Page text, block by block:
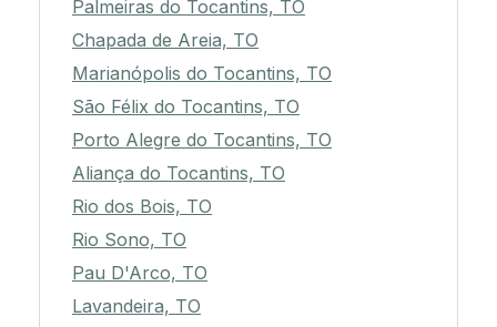
Palmeiras do Tocantins, TO
Chapada de Areia, TO
Marianópolis do Tocantins, TO
São Félix do Tocantins, TO
Porto Alegre do Tocantins, TO
Aliança do Tocantins, TO
Rio dos Bois, TO
Rio Sono, TO
Pau D'Arco, TO
Lavandeira, TO